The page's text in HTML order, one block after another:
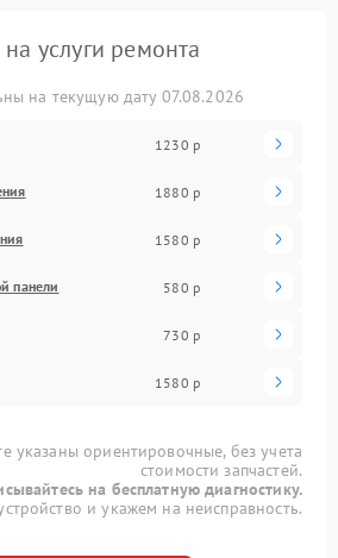
услуги ремонта
на текущую дату 07.08.2026
1230 р
1880 р
1580 р
панели 580 р
730 р
1580 р
указаны ориентировочные, без учета
стоимости запчастей.
на бесплатную диагностику.
и укажем на неисправность.